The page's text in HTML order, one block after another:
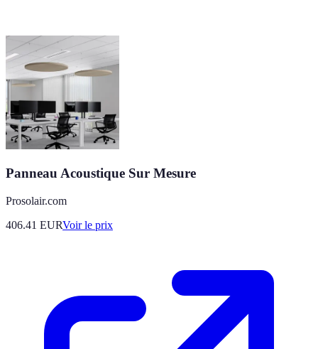
Panneau Acoustique Sur Mesure
Prosolair.com
406.41 EURVoir le prix